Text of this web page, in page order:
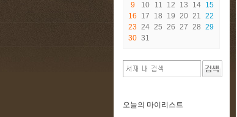
9
10 11 12 13 14 15
16
17 18 19 20 21 22
23 24 25 26 27 28 29
30 31
오늘의 마이리스트